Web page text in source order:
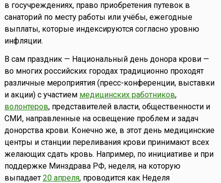
в госучреждениях, право приобретения путевок в
санаторий по месту работы или учёбы, ежегодные
выплаты, которые индексируются согласно уровню
инфляции.
В сам праздник — Национальный день донора крови —
во многих российских городах традиционно проходят
различные мероприятия (пресс-конференции, выставки
и акции) с участием медицинских работников,
волонтеров, представителей власти, общественности и
СМИ, направленные на освещение проблем и задач
донорства крови. Конечно же, в этот день медицинские
центры и станции переливания крови принимают всех
желающих сдать кровь. Например, по инициативе и при
поддержке Минздрава РФ, неделя, на которую
выпадает 20 апреля, проводится как Неделя